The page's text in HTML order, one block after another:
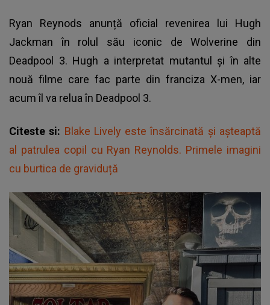
Ryan Reynods anunță oficial revenirea lui Hugh
Jackman în rolul său iconic de Wolverine din
Deadpool 3. Hugh a interpretat mutantul și în alte
nouă filme care fac parte din franciza X-men, iar
acum îl va relua în Deadpool 3.
Citeste si: Blake Lively este însărcinată și așteaptă
al patrulea copil cu Ryan Reynolds. Primele imagini
cu burtica de graviduță